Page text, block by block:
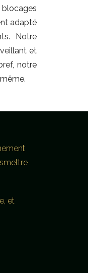
blocages
adapté
Notre
et
notre
et